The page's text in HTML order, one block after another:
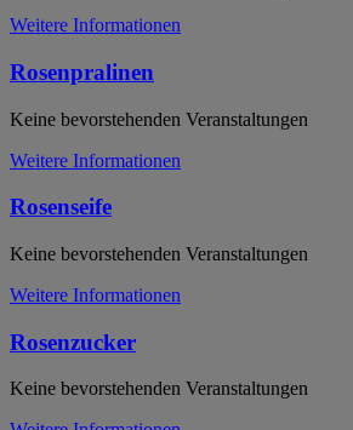
Weitere Informationen
Rosenpralinen
Keine bevorstehenden Veranstaltungen
Weitere Informationen
Rosenseife
Keine bevorstehenden Veranstaltungen
Weitere Informationen
Rosenzucker
Keine bevorstehenden Veranstaltungen